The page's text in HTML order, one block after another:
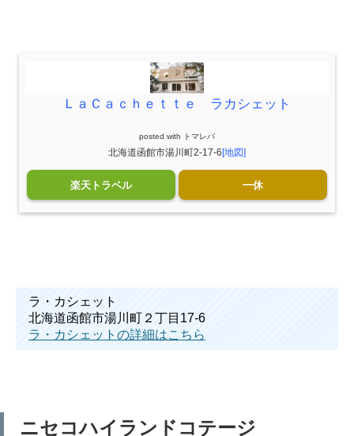
ＬａＣａｃｈｅｔｔｅ ラカシェット
posted with トマレバ
北海道函館市湯川町2-17-6 [地図]
楽天トラベル 一休
ラ・カシェット
北海道函館市湯川町２丁目17-6
ラ・カシェットの詳細はこちら
ニセコハイランドコテージ